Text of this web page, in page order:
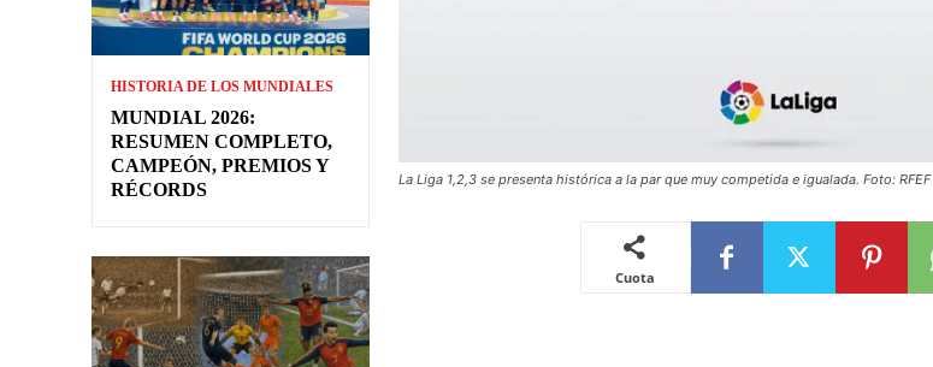
HISTORIA DE LOS MUNDIALES
MUNDIAL 2026:
RESUMEN COMPLETO,
CAMPEÓN, PREMIOS Y
RÉCORDS
La Liga 1,2,3 se presenta histórica a la par que muy competida e igualada. Foto: RFEF
Cuota